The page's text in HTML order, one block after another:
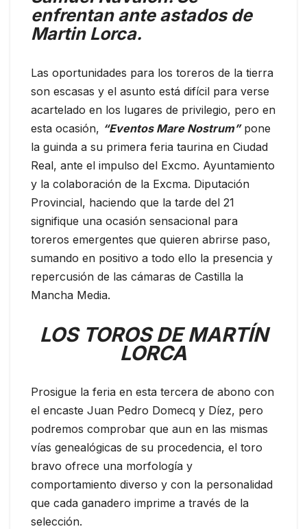
enfrentan ante astados de
Martin Lorca.
Las oportunidades para los toreros de la tierra
son escasas y el asunto está difícil para verse
acartelado en los lugares de privilegio, pero en
esta ocasión, “Eventos Mare Nostrum”pone
la guinda a su primera feria taurina en Ciudad
Real, ante el impulso del Excmo. Ayuntamiento
y la colaboración de la Excma. Diputación
Provincial, haciendo que la tarde del 21
signifique una ocasión sensacional para
toreros emergentes que quieren abrirse paso,
sumando en positivo a todo ello la presencia y
repercusión de las cámaras de Castilla la
Mancha Media.
LOS TOROS DE MARTÍN
LORCA
Prosigue la feria en esta tercera de abono con
el encaste Juan Pedro Domecq y Díez, pero
podremos comprobar que aun en las mismas
vías genealógicas de su procedencia, el toro
bravo ofrece una morfología y
comportamiento diverso y con la personalidad
que cada ganadero imprime a través de la
selección.